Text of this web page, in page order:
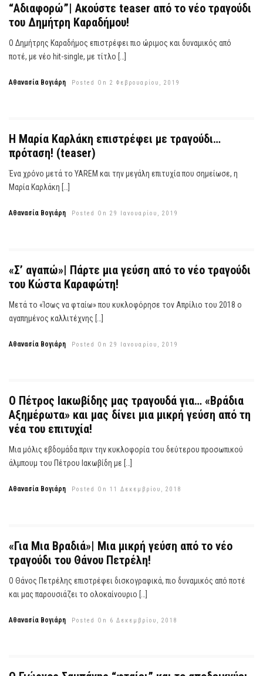
“Αδιαφορώ”| Ακούστε teaser από το νέο τραγούδι
του Δημήτρη Καραδήμου!
Ο Δημήτρης Καραδήμος επιστρέφει πιο ώριμος και δυναμικός από
ποτέ, με νέο hit-single, με τίτλο […]
Αθανασία Βογιάρη Posted On 2 Φεβρουαρίου, 2019
Η Μαρία Καρλάκη επιστρέφει με τραγούδι…
πρόταση! (teaser)
Ένα χρόνο μετά το YAREM και την μεγάλη επιτυχία που σημείωσε, η
Μαρία Καρλάκη […]
Αθανασία Βογιάρη Posted On 29 Ιανουαρίου, 2019
«Σ’ αγαπώ»| Πάρτε μια γεύση από το νέο τραγούδι
του Κώστα Καραφώτη!
Μετά το «Ίσως να φταίω» που κυκλοφόρησε τον Απρίλιο του 2018 ο
αγαπημένος καλλιτέχνης […]
Αθανασία Βογιάρη Posted On 29 Ιανουαρίου, 2019
Ο Πέτρος Ιακωβίδης μας τραγουδά για… «Βράδια
Αξημέρωτα» και μας δίνει μια μικρή γεύση από τη
νέα του επιτυχία!
Μια μόλις εβδομάδα πριν την κυκλοφορία του δεύτερου προσωπικού
άλμπουμ του Πέτρου Ιακωβίδη με […]
Αθανασία Βογιάρη Posted On 11 Δεκεμβρίου, 2018
«Για Μια Βραδιά»| Μια μικρή γεύση από το νέο
τραγούδι του Θάνου Πετρέλη!
Ο Θάνος Πετρέλης επιστρέφει δισκογραφικά, πιο δυναμικός από ποτέ
και μας παρουσιάζει το ολοκαίνουριο […]
Αθανασία Βογιάρη Posted On 6 Δεκεμβρίου, 2018